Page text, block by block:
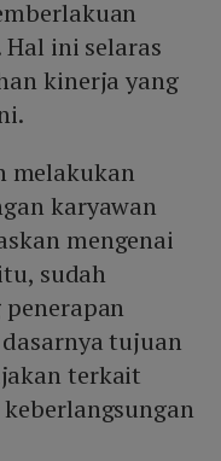
ini selaras
kinerja yang
melakukan
karyawan
mengenai
sudah
tujuan
terkait